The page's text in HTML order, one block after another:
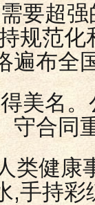
要超
规范
遍布全
美名
守合同
类健康
,手持彩